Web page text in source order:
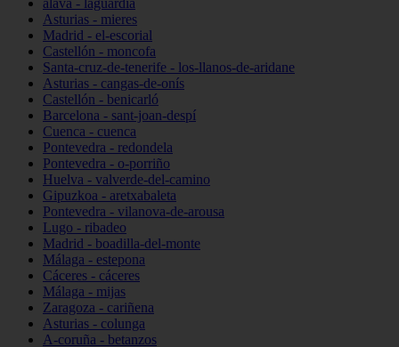
álava - laguardia
Asturias - mieres
Madrid - el-escorial
Castellón - moncofa
Santa-cruz-de-tenerife - los-llanos-de-aridane
Asturias - cangas-de-onís
Castellón - benicarló
Barcelona - sant-joan-despí
Cuenca - cuenca
Pontevedra - redondela
Pontevedra - o-porriño
Huelva - valverde-del-camino
Gipuzkoa - aretxabaleta
Pontevedra - vilanova-de-arousa
Lugo - ribadeo
Madrid - boadilla-del-monte
Málaga - estepona
Cáceres - cáceres
Málaga - mijas
Zaragoza - cariñena
Asturias - colunga
A-coruña - betanzos